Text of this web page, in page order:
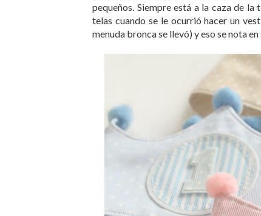
pequeños. Siempre está a la caza de
telas cuando se le ocurrió hacer un
menuda bronca se llevó) y eso se nota